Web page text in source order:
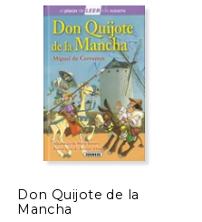
21%
dcto.
Don Quijote de la
Mancha